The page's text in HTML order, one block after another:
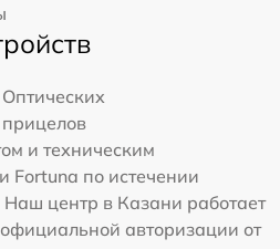
Оптических
прицелов
и техническим
Fortuna по истечении
центр в Казани работает
авторизации от